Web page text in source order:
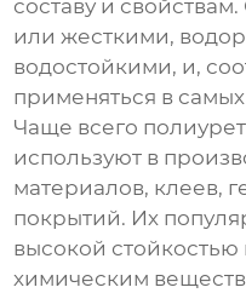
составу и
или жесткими,
водостойкими, и,
применяться в
Чаще всего
используют в
материалов, клеев,
покрытий. Их
высокой
химическим